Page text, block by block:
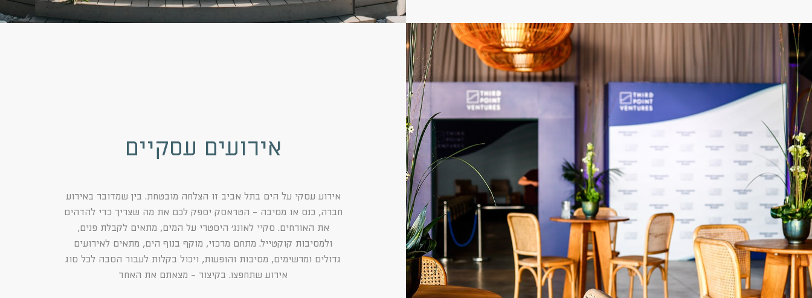
אירועים עסקיים
אירוע עסקי על הים בתל אביב זו הצלחה מובטחת. בין שמדובר באירוע
חברה, כנס או מסיבה - הטראסק יספק לכם את מה שצריך כדי להדהים
את האורחים. סקיי לאונג׳ היסטרי על המים, מתאים לקבלת פנים,
ולמסיבות קוקטייל. מתחם מרכזי, מוקף בנוף הים, מתאים לאירועים
גדולים ומרשימים, מסיבות והופעות, ויכול בקלות לעבור הסבה לכל סוג
אירוע שתחפצו. בקיצור - מצאתם את האחד